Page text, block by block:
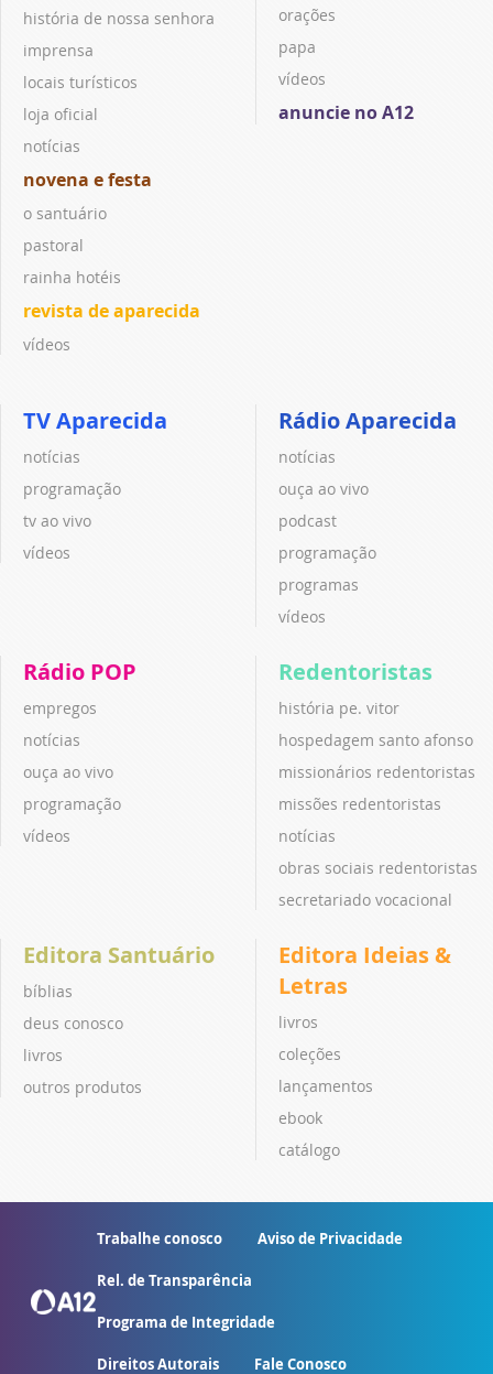
história de nossa senhora
imprensa
locais turísticos
loja oficial
notícias
novena e festa
o santuário
pastoral
rainha hotéis
revista de aparecida
vídeos
orações
papa
vídeos
anuncie no A12
TV Aparecida
notícias
programação
tv ao vivo
vídeos
Rádio Aparecida
notícias
ouça ao vivo
podcast
programação
programas
vídeos
Rádio POP
empregos
notícias
ouça ao vivo
programação
vídeos
Redentoristas
história pe. vitor
hospedagem santo afonso
missionários redentoristas
missões redentoristas
notícias
obras sociais redentoristas
secretariado vocacional
Editora Santuário
bíblias
deus conosco
livros
outros produtos
Editora Ideias &
Letras
livros
coleções
lançamentos
ebook
catálogo
Trabalhe conosco Aviso de Privacidade
Rel. de Transparência
Programa de Integridade
Direitos Autorais Fale Conosco